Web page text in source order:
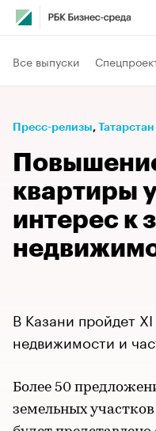
Все выпуски
Пресс-релизы⁠, Татарстан
квартиры
интерес к
В Казани пройдет
недвижимости и
Более 50
земельных